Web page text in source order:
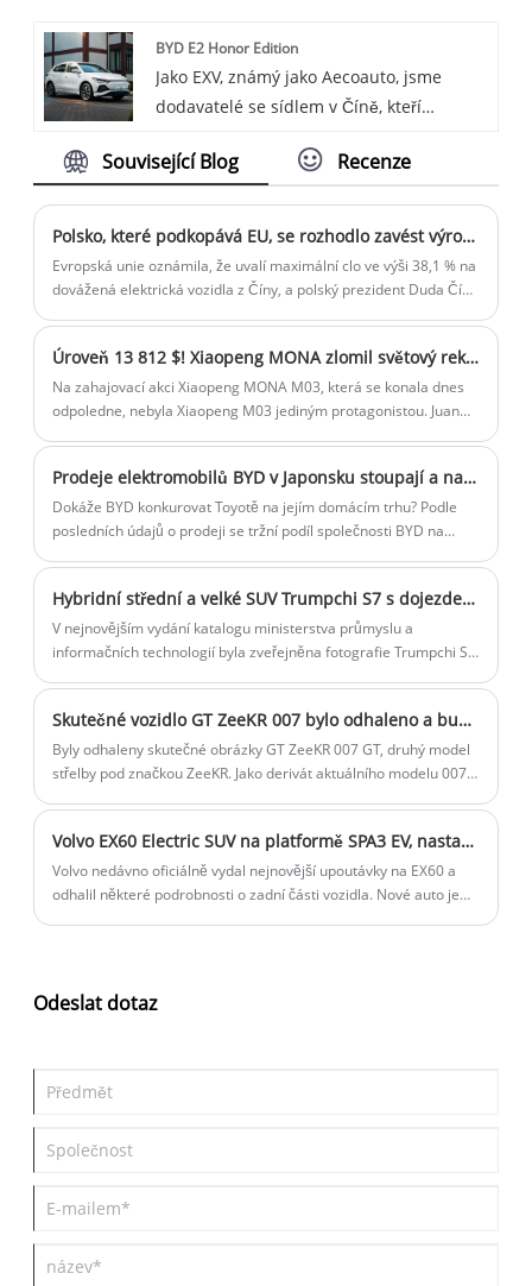
pokrývají širokou škálu špičkových pick-
upů, SUV, VAN a MPV, stejně jako vodíkové
palivo, čistě elektrické, hybridní, topné
BYD E2 Honor Edition
Jako EXV, známý jako Aecoauto, jsme
dodavatelé se sídlem v Číně, kteří
BYD E2 Honor Edition.
Související Blog Recenze
Polsko, které podkopává EU, se rozhodlo zavést výrobní linku pro elektromobily Geely!
Evropská unie oznámila, že uvalí maximální clo ve výši 38,1 % na
dovážená elektrická vozidla z Číny, a polský prezident Duda Čínu
továrnu Geely a chtěl pozvat Geely k vybudování továrny v
Polsku. Proč Geely?
Úroveň 13 812 $! Xiaopeng MONA zlomil světový rekord, jakmile debutoval
Na zahajovací akci Xiaopeng MONA M03, která se konala dnes
odpoledne, nebyla Xiaopeng M03 jediným protagonistou. Juan
Motors.
Prodeje elektromobilů BYD v Japonsku stoupají a narušují dominanci Toyoty
Dokáže BYD konkurovat Toyotě na jejím domácím trhu? Podle
posledních údajů o prodeji se tržní podíl společnosti BYD na
trh své první elektrické vozidlo v regionu teprve minulý rok.
Hybridní střední a velké SUV Trumpchi S7 s dojezdem více než 1000 km
V nejnovějším vydání katalogu ministerstva průmyslu a
informačních technologií byla zveřejněna fotografie Trumpchi S7
platformě GAC Trumpchi EV+, poskytuje hybridní pohon s
prodlouženým dojezdem, je vybaven elektrickým pohonem
všech čtyř kol a má cestovní dojezd více než 1 000 km.
Skutečné vozidlo GT ZeeKR 007 bylo odhaleno a bude standardně přicházet se systémem Haohan Inteligentní jízda 2.0 v celé sestavě.
Byly odhaleny skutečné obrázky GT ZeeKR 007 GT, druhý model
střelby pod značkou ZeeKR. Jako derivát aktuálního modelu 007
Volvo EX60 Electric SUV na platformě SPA3 EV, nastaveno na vydání 2026
Volvo nedávno oficiálně vydal nejnovější upoutávky na EX60 a
odhalil některé podrobnosti o zadní části vozidla. Nové auto je
Odeslat dotaz